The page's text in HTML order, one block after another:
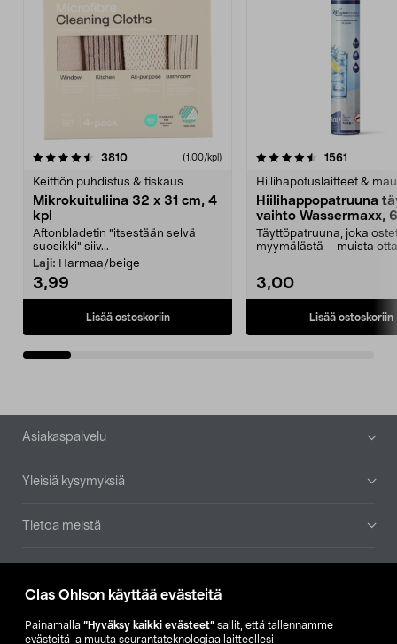
Clas Ohlson käyttää evästeitä
Painamalla ”Hyväksy kaikki evästeet” sallit, että tallennamme
evästeitä ja muuta seurantateknologiaa laitteellesi
3810arvostelut (1,00/kpl)
Keittiön puhdistus & tiskaus
Mikrokuituliina 32 x 31 cm, 4
kpl
Aftonbladetin "itsestään selvä
suosikki" siiv...
Laji: Harmaa/beige
3,99
Lisää ostoskoriin
4.5viidestä
1561
Hiilihapotuslaitteet &
Hiilihappopatruuna
vaihto Wassermaxx,
Täyttöpatruuna, joka
myymälästä – muista
3,00
Lisää ostoskoriin
4.5viidestä
Alatunniste
Asiakaspalvelu
Yleisiä kysymyksiä
Tietoa meistä